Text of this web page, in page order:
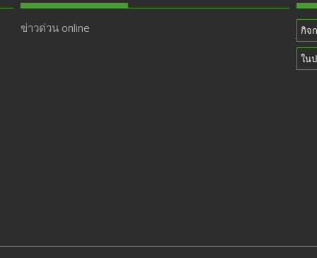
ข่าวด่วน online กิจ
ใน